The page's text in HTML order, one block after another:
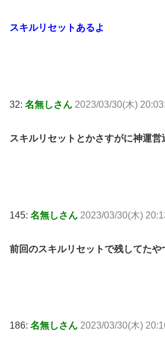
スキルリセットあるよ
32: 名無しさん 2023/03/30(木)
スキルリセットとかさすがに神運営
145: 名無しさん 2023/03/30(木)
前回のスキルリセットで残してたや
186: 名無しさん 2023/03/30(木)